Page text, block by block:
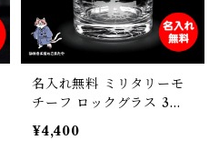
名入れ無料 ミリタリーモ
チーフ ロックグラス 3種
アサルトライフル＆弾痕デ
ザイン サンドブラスト彫
¥4,400